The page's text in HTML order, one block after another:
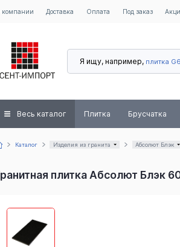
компании Доставка Оплата Под заказ
Я ищу, например, плитка
Весь каталог Плитка Брусчатка
Каталог Изделия из гранита Абсолют Блэк
плитка Абсолют Блэк